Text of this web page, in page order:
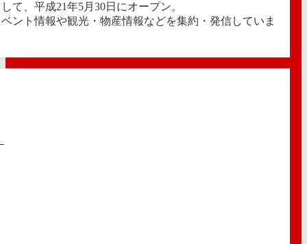
て、平成21年5月30日にオープン。
ント情報や観光・物産情報などを集約・発信していま